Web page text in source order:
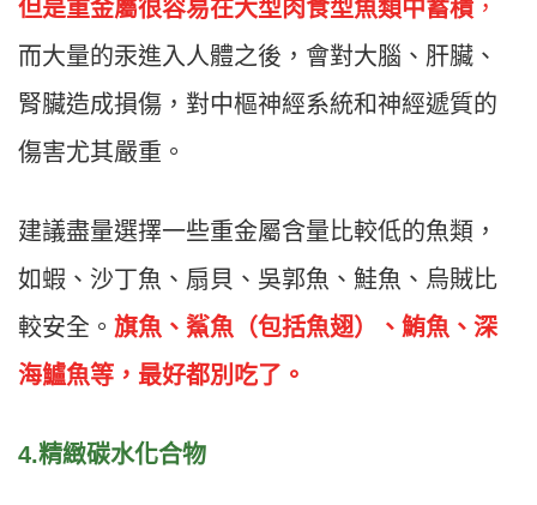
但是重金屬很容易在大型肉食型魚類中蓄積 ，
而大量的汞進入人體之後，會對大腦、肝臟、
腎臟造成損傷，對中樞神經系統和神經遞質的
傷害尤其嚴重。
建議盡量選擇一些重金屬含量比較低的魚類，
如蝦、沙丁魚、扇貝、吳郭魚、鮭魚、烏賊比
較安全。 旗魚、鯊魚（包括魚翅）、鮪魚、深
海鱸魚等，最好都別吃了。
4.精緻碳水化合物